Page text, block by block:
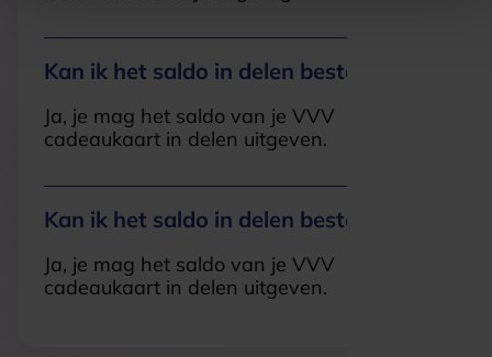
Kan ik het saldo in delen besteden?
Ja, je mag het saldo van je VVV
cadeaukaart in delen uitgeven.
Kan ik het saldo in delen besteden?
Ja, je mag het saldo van je VVV
cadeaukaart in delen uitgeven.